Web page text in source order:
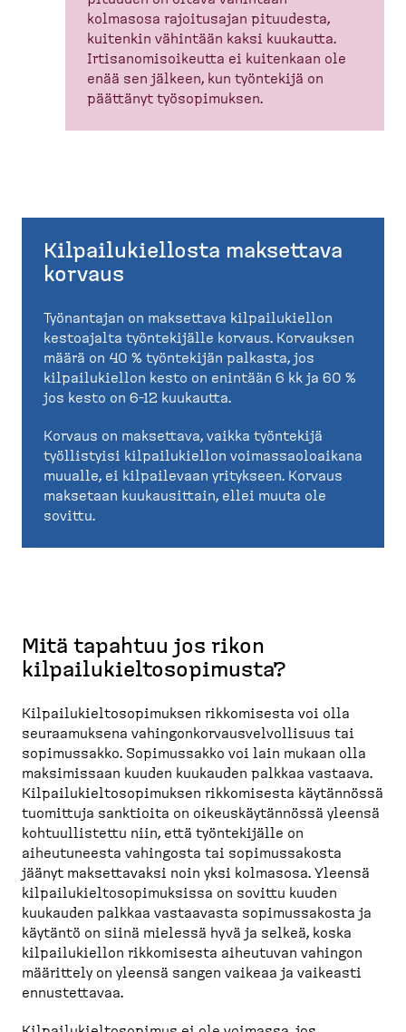
kolmasosa rajoitusajan pituudesta,
kuitenkin vähintään kaksi kuukautta.
Irtisa­no­mi­soi­keutta ei kuitenkaan ole
enää sen jälkeen, kun työntekijä on
päättänyt työsopi­muksen.
Kilpailukiellosta maksettava
korvaus
Työnantajan on maksettava kilpailukiellon
kestoajalta työntekijälle korvaus. Korvauksen
määrä on 40 % työntekijän palkasta, jos
kilpailukiellon kesto on enintään 6 kk ja 60 %
jos kesto on 6-12 kuukautta.
Korvaus on maksettava, vaikka työntekijä
työllistyisi kilpailukiellon voimassaoloaikana
muualle, ei kilpailevaan yritykseen. Korvaus
maksetaan kuukausittain, ellei muuta ole
sovittu.
Mitä tapahtuu jos rikon
kilpailukieltosopimusta?
Kilpailukieltosopimuksen rikkomisesta voi olla
seuraamuksena vahingonkorvausvelvollisuus tai
sopimussakko. Sopimussakko voi lain mukaan olla
maksimissaan kuuden kuukauden palkkaa vastaava.
Kilpailukieltosopimuksen rikkomisesta käytännössä
tuomittuja sanktioita on oikeuskäytännössä yleensä
kohtuullistettu niin, että työntekijälle on
aiheutuneesta vahingosta tai sopimussakosta
jäänyt maksettavaksi noin yksi kolmasosa. Yleensä
kilpailukieltosopimuksissa on sovittu kuuden
kuukauden palkkaa vastaavasta sopimussakosta ja
käytäntö on siinä mielessä hyvä ja selkeä, koska
kilpailukiellon rikkomisesta aiheutuvan vahingon
määrittely on yleensä sangen vaikeaa ja vaikeasti
ennustettavaa.